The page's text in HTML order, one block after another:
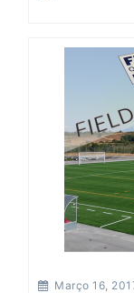
Março 16,